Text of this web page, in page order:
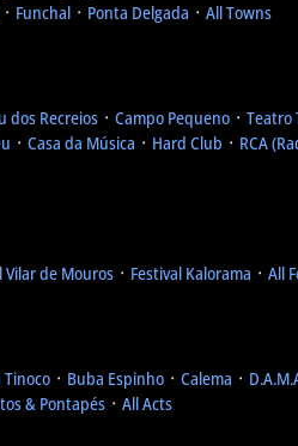
᛫ Funchal ᛫ Ponta Delgada ᛫ All Towns
dos Recreios ᛫ Campo Pequeno ᛫ Teatro
᛫ Casa da Música ᛫ Hard Club ᛫ RCA
Vilar de Mouros ᛫ Festival Kalorama ᛫ All
Tinoco ᛫ Buba Espinho ᛫ Calema ᛫
& Pontapés ᛫ All Acts